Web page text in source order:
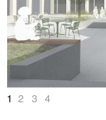
1 2 3 4